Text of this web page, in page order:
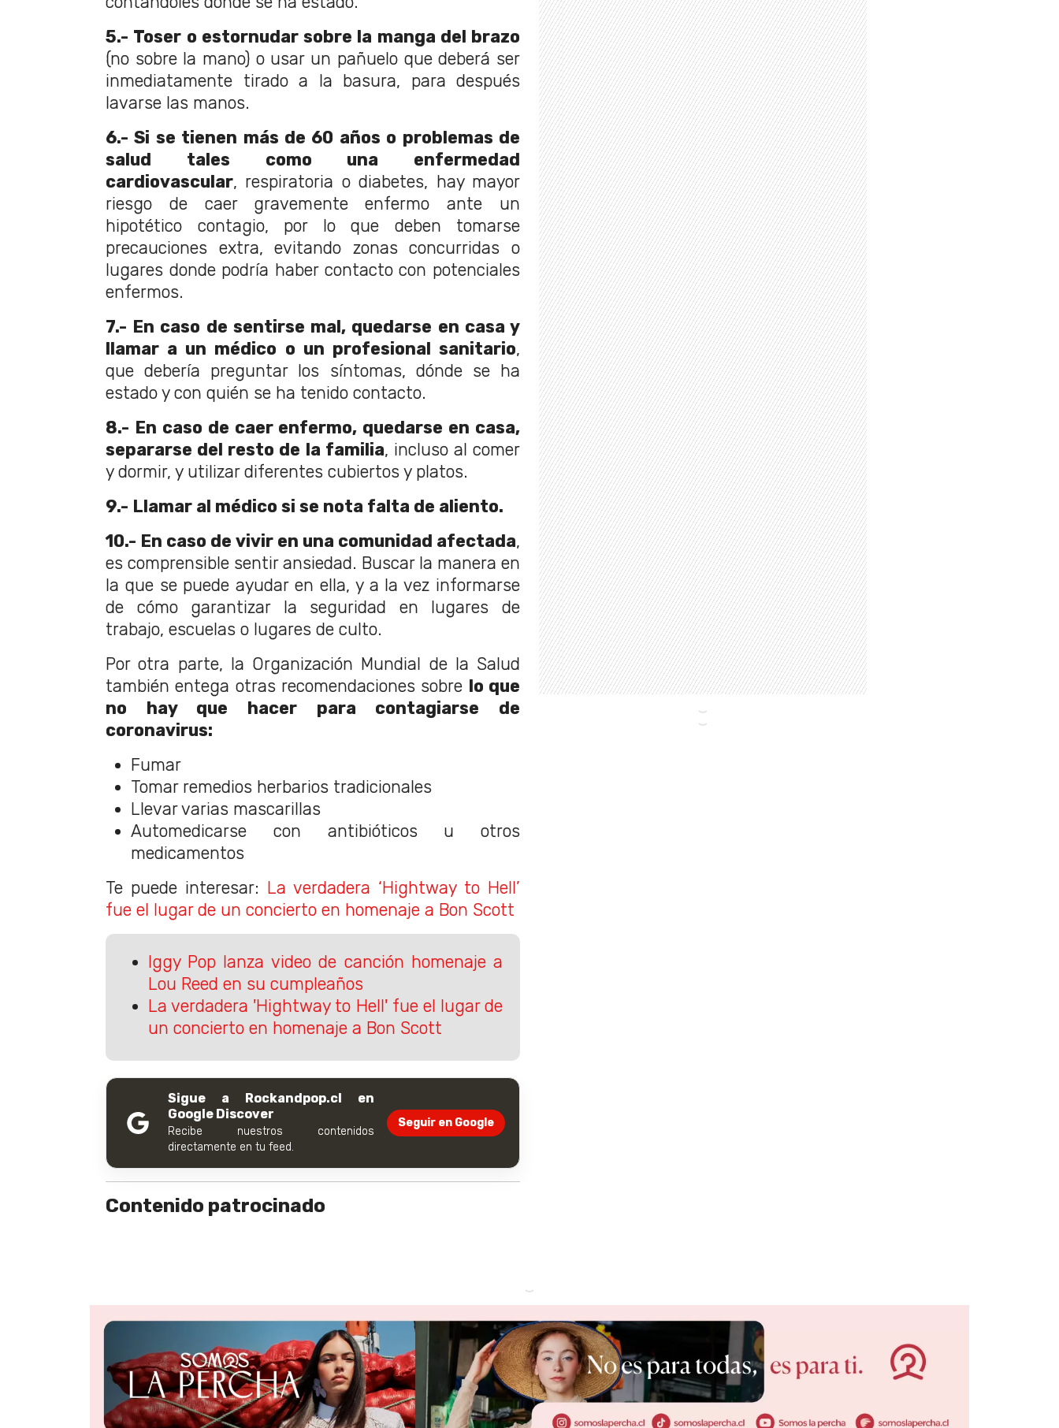
5.- Toser o estornudar sobre la manga del brazo
(no sobre la mano) o usar un pañuelo que deberá ser
inmediatamente tirado a la basura, para después
lavarse las manos.
6.- Si se tienen más de 60 años o problemas de
salud tales como una enfermedad
cardiovascular, respiratoria o diabetes, hay mayor
riesgo de caer gravemente enfermo ante un
hipotético contagio, por lo que deben tomarse
precauciones extra, evitando zonas concurridas o
lugares donde podría haber contacto con potenciales
enfermos.
7.- En caso de sentirse mal, quedarse en casa y
llamar a un médico o un profesional sanitario,
que debería preguntar los síntomas, dónde se ha
estado y con quién se ha tenido contacto.
8.- En caso de caer enfermo, quedarse en casa,
separarse del resto de la familia, incluso al comer
y dormir, y utilizar diferentes cubiertos y platos.
9.- Llamar al médico si se nota falta de aliento.
10.- En caso de vivir en una comunidad afectada,
es comprensible sentir ansiedad. Buscar la manera en
la que se puede ayudar en ella, y a la vez informarse
de cómo garantizar la seguridad en lugares de
trabajo, escuelas o lugares de culto.
Por otra parte, la Organización Mundial de la Salud
también entega otras recomendaciones sobre lo que
no hay que hacer para contagiarse de
coronavirus:
Fumar
Tomar remedios herbarios tradicionales
Llevar varias mascarillas
Automedicarse con antibióticos u otros
medicamentos
Te puede interesar: La verdadera ‘Hightway to Hell’
fue el lugar de un concierto en homenaje a Bon Scott
Iggy Pop lanza video de canción homenaje a
Lou Reed en su cumpleaños
La verdadera 'Hightway to Hell' fue el lugar de
un concierto en homenaje a Bon Scott
Sigue a Rockandpop.cl en
Google Discover
Recibe nuestros contenidos
directamente en tu feed.
Seguir en Google
Contenido patrocinado